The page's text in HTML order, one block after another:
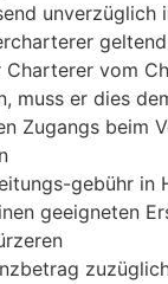
vom
muss er dies
Zugangs beim
gebühr
geeigneten